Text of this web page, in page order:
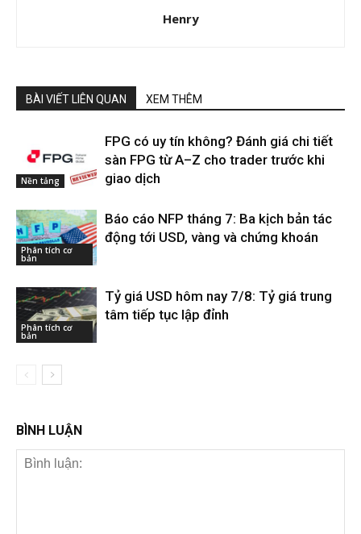
Henry
BÀI VIẾT LIÊN QUAN XEM THÊM
Nền tảng
FPG có uy tín không? Đánh giá chi tiết
sàn FPG từ A–Z cho trader trước khi
giao dịch
Phân tích cơ
bản
Báo cáo NFP tháng 7: Ba kịch bản tác
động tới USD, vàng và chứng khoán
Phân tích cơ
bản
Tỷ giá USD hôm nay 7/8: Tỷ giá trung
tâm tiếp tục lập đỉnh
BÌNH LUẬN